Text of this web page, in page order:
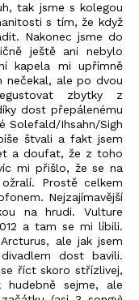
tak jsme s kolegou
s tím, že když
Nakonec jsme do
ještě ani nebylo
kapela mi upřímně
nečekal, ale po dvou
zbytky z
dost přepálenému
Solefald/Ihsahn/Sigh
štvali a fakt jsem
a doufat, že z toho
mi přišlo, že se na
Prostě celkem
Nejzajímavější
na hrudi. Vulture
a tam se mi líbili.
ale jak jsem
dost bavili.
říct skoro střízlivej,
sejme, ale